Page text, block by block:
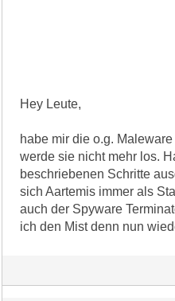
Hey Leute,
habe mir die o.g.
werde sie nicht mehr los.
beschriebenen Schritte
sich Aartemis immer als
auch der Spyware
ich den Mist denn nun